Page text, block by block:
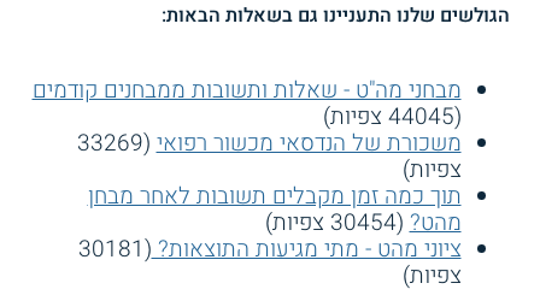
הגולשים שלנו התעניינו גם בשאלות הבאות:
מבחני מה"ט - שאלות ותשובות ממבחנים קודמים
(44045 צפיות)
משכורת של הנדסאי מכשור רפואי (33269
צפיות)
תוך כמה זמן מקבלים תשובות לאחר מבחן
מהט?(30454 צפיות)
ציוני מהט - מתי מגיעות התוצאות? (30181
צפיות)